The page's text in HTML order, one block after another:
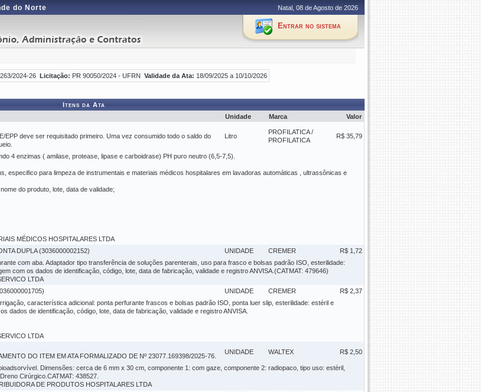
do Norte Natal, 08 de Agosto de 2026
Entrar no sistema
2024-26 Licitação: PR 90050/2024 - UFRN Validade da Ata: 18/09/2025 a 10/10/2026
Itens da Ata
Unidade Marca Valor
EPP deve ser requisitado primeiro. Uma vez consumido todo o saldo do
Litro
PROFILATICA /
PROFILATICA
R$ 35,79
4 enzimas ( amilase, protease, lipase e carboidrase) PH puro neutro (6,5-7,5).
especifico para limpeza de instrumentais e materiais médicos hospitalares em lavadoras automáticas , ultrassônicas e
do produto, lote, data de validade;
MÉDICOS HOSPITALARES LTDA
DUPLA (3036000002152) UNIDADE CREMER
R$ 1,72
com aba. Adaptador tipo transferência de soluções parenterais, uso para frasco e bolsas padrão ISO, esterilidade:
com os dados de identificação, código, lote, data de fabricação, validade e registro ANVISA.(CATMAT: 479646)
LTDA
UNIDADE CREMER
R$ 2,37
característica adicional: ponta perfurante frascos e bolsas padrão ISO, ponta luer slip, esterilidade: estéril e
dados de identificação, código, lote, data de fabricação, validade e registro ANVISA.
LTDA
DO ITEM EM ATA FORMALIZADO DE Nº 23077.169398/2025-76.
UNIDADE WALTEX R$ 2,50
Dimensões: cerca de 6 mm x 30 cm, componente 1: com gaze, componente 2: radiopaco, tipo uso: estéril,
Cirúrgico.CATMAT: 438527.
DE PRODUTOS HOSPITALARES LTDA